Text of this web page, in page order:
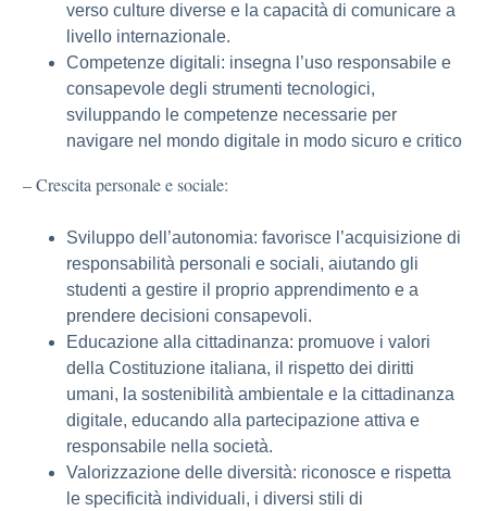
verso culture diverse e la capacità di comunicare a
livello internazionale.
Competenze digitali: insegna l’uso responsabile e
consapevole degli strumenti tecnologici,
sviluppando le competenze necessarie per
navigare nel mondo digitale in modo sicuro e critico
– Crescita personale e sociale:
Sviluppo dell’autonomia: favorisce l’acquisizione di
responsabilità personali e sociali, aiutando gli
studenti a gestire il proprio apprendimento e a
prendere decisioni consapevoli.
Educazione alla cittadinanza: promuove i valori
della Costituzione italiana, il rispetto dei diritti
umani, la sostenibilità ambientale e la cittadinanza
digitale, educando alla partecipazione attiva e
responsabile nella società.
Valorizzazione delle diversità: riconosce e rispetta
le specificità individuali, i diversi stili di